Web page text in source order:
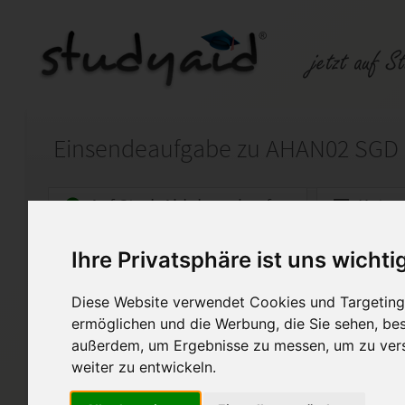
Ihre Privatsphäre ist uns
Diese Website verwendet Cookies und
ermöglichen und die Werbung, die Sie sehen,
außerdem, um Ergebnisse zu messen, um zu
weiter zu entwickeln.
Einsendeaufgabe zu AHAN02 SGD
Auf StudyAid.de verkaufen
Startseite Wirtschaft
AHAN02 Praxiswissen
Musterlösung der
AHAN02 SGD
Praxiswissen Außenhandel